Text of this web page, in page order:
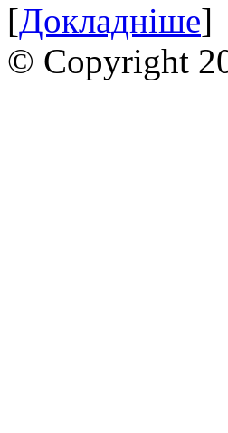
[Докладніше]
© Copyright